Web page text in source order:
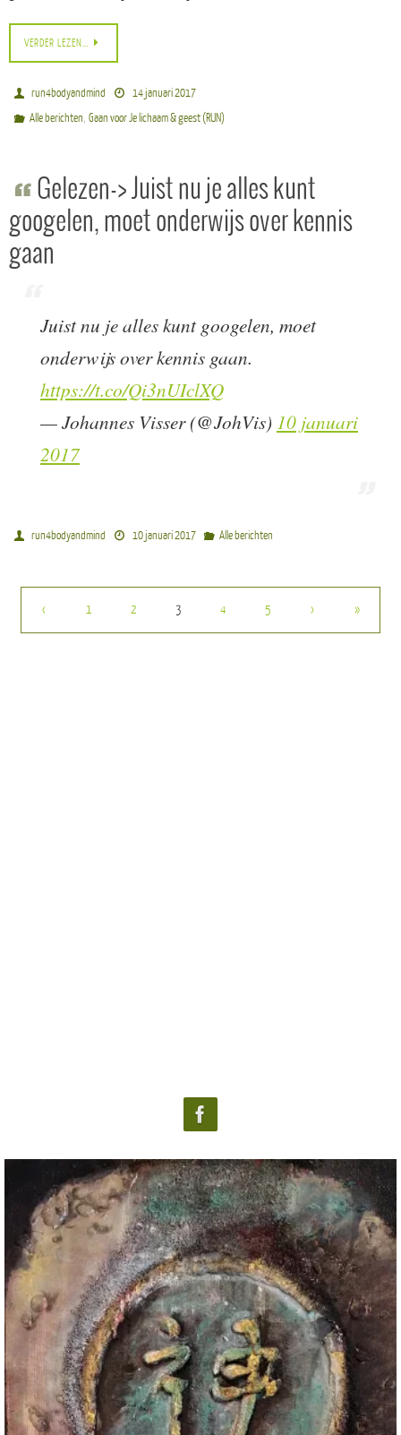
VERDER LEZEN…
run4bodyandmind
14 januari 2017
Alle berichten,Gaan voor Je lichaam & geest (RUN)
Gelezen-> Juist nu je alles kunt
googelen, moet onderwijs over kennis
gaan
Juist nu je alles kunt googelen, moet
onderwijs over kennis gaan.
https://t.co/Qi3nUIclXQ
— Johannes Visser (@JohVis) 10 januari
2017
run4bodyandmind 10 januari 2017 Alle berichten
‹ 1 2 3 4 5 › »